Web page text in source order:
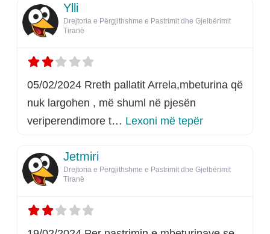
Ylli
Drejtoria e Përgjithshme e Pastrimit dhe Gjelbërimit
Tiranë
05/02/2024 Rreth pallatit Arrela,mbeturina që
nuk largohen , më shuml në pjesën
veriperendimore t… Lexoni më tepërrreth këtij
Jetmiri
Drejtoria e Përgjithshme e Pastrimit dhe Gjelbërimit
Tiranë